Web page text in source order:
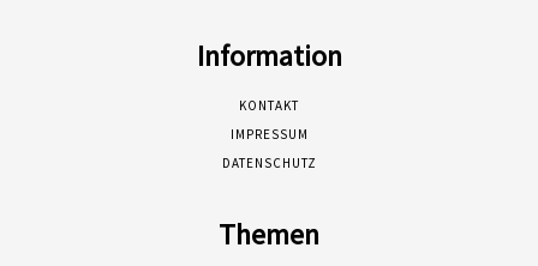
Information
KONTAKT
IMPRESSUM
DATENSCHUTZ
Themen